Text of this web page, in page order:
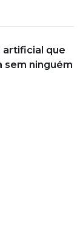
artificial que
sem ninguém